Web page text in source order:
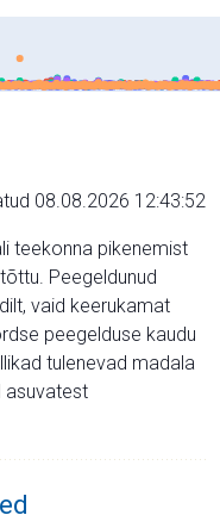
08.08.2026 12:43:52
teekonna pikenemist
Peegeldunud
vaid keerukamat
peegelduse kaudu
tulenevad madala
asuvatest